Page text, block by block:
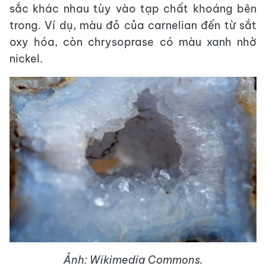
sắc khác nhau tùy vào tạp chất khoáng bên
trong. Ví dụ, màu đỏ của carnelian đến từ sắt
oxy hóa, còn chrysoprase có màu xanh nhờ
nickel.
Ảnh: Wikimedia Commons.